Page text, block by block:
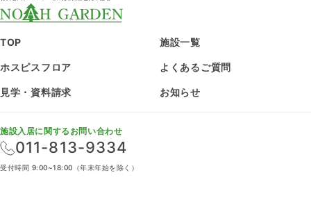
TOP 施設一覧
ホスピスフロア よくあるご質問
見学・資料請求 お知らせ
施設入居に関するお問い合わせ
011-813-9334
受付時間 9:00~18:00（年末年始を除く）